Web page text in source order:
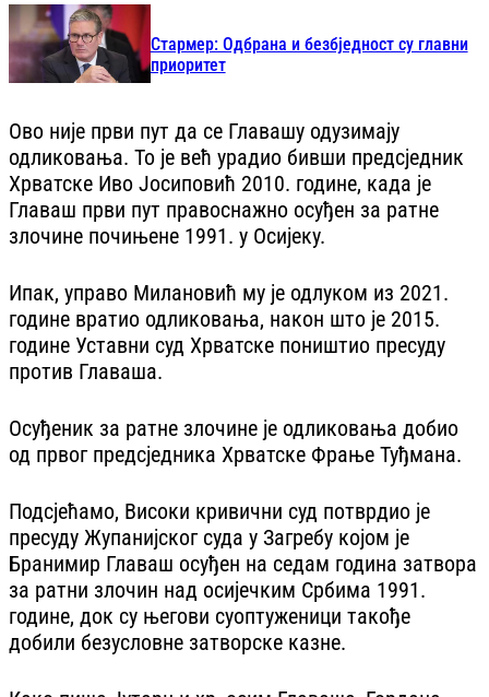
Стармер: Одбрана и безбједност су главни
приоритет
Ово није први пут да се Главашу одузимају
одликовања. То је већ урадио бивши предсједник
Хрватске Иво Јосиповић 2010. године, када је
Главаш први пут правоснажно осуђен за ратне
злочине почињене 1991. у Осијеку.
Ипак, управо Милановић му је одлуком из 2021.
године вратио одликовања, након што је 2015.
године Уставни суд Хрватске поништио пресуду
против Главаша.
Осуђеник за ратне злочине је одликовања добио
од првог предсједника Хрватске Фрање Туђмана.
Подсјећамо, Високи кривични суд потврдио је
пресуду Жупанијског суда у Загребу којом је
Бранимир Главаш осуђен на седам година затвора
за ратни злочин над осијечким Србима 1991.
године, док су његови суоптуженици такође
добили безусловне затворске казне.